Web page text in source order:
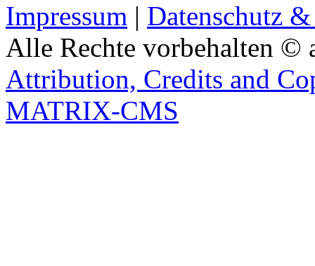
Impressum | Datenschutz
Alle Rechte vorbehalten ©
Attribution, Credits and
MATRIX-CMS